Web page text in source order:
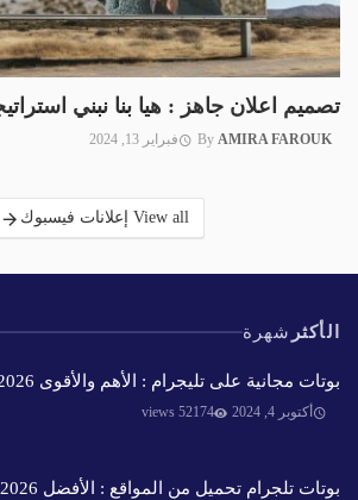
تصميم اعلان جاهز : هيا بنا نبني
By AMIRA FAROUK فبراير 13, 2024
View all إعلانات فيسبوك
الأكثر شهرة
بوتات مجانية على تليجرام : الأهم والأقوى 2026✨️
أكتوبر 4, 2024 52174 views
بوتات تلجرام تحميل من المواقع : الأفضل 2026